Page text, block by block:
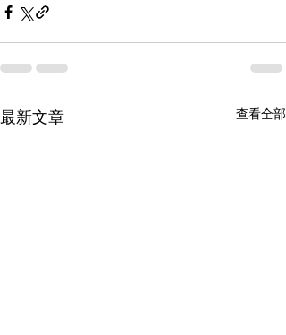
最新文章 查看全部